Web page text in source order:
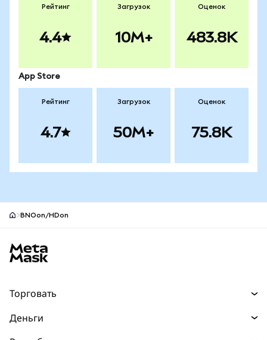
Рейтинг
4.4
Загрузок
10M+
Оценок
483.8K
App Store
Рейтинг
4.7
Загрузок
50M+
Оценок
75.8K
BNOon/HDon
Торговать
Деньги